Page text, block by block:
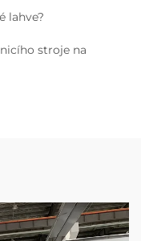
lahve?
stroje na